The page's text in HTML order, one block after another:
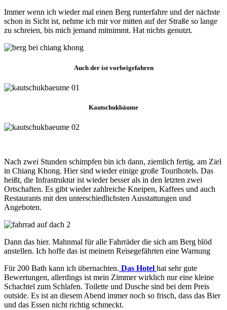
Immer wenn ich wieder mal einen Berg runterfahre und der nächste
schon in Sicht ist, nehme ich mir vor mitten auf der Straße so lange
zu schreien, bis mich jemand mitnimmt. Hat nichts genutzt.
Auch der ist vorbeigefahren
Kautschukbäume
Nach zwei Stunden schimpfen bin ich dann, ziemlich fertig, am Ziel
in Chiang Khong. Hier sind wieder einige große Tourihotels. Das
heißt, die Infrastruktur ist wieder besser als in den letzten zwei
Ortschaften. Es gibt wieder zahlreiche Kneipen, Kaffees und auch
Restaurants mit den unterschiedlichsten Ausstattungen und
Angeboten.
Dann das hier. Mahnmal für alle Fahrräder die sich am Berg blöd
anstellen. Ich hoffe das ist meinem Reisegefährten eine Warnung
Für 200 Bath kann ich übernachten. Das Hotel hat sehr gute
Bewertungen, allerdings ist mein Zimmer wirklich nur eine kleine
Schachtel zum Schlafen. Toilette und Dusche sind bei dem Preis
outside. Es ist an diesem Abend immer noch so frisch, dass das Bier
und das Essen nicht richtig schmeckt.